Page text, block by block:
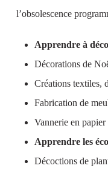
l’obsolescence
Apprendre à
Décorations de
Créations textiles,
Fabrication de
Vannerie en
Apprendre les
Décoctions de